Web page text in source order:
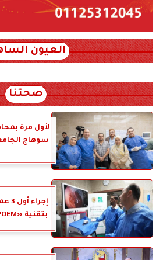
العيون
صحتنا
لأول مرة
سوهاج
بتقنية «POEM» في مستشفى سوهاج...